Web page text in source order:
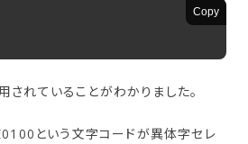
Copy
れていることがわかりました。
という文字コードが異体字セレ